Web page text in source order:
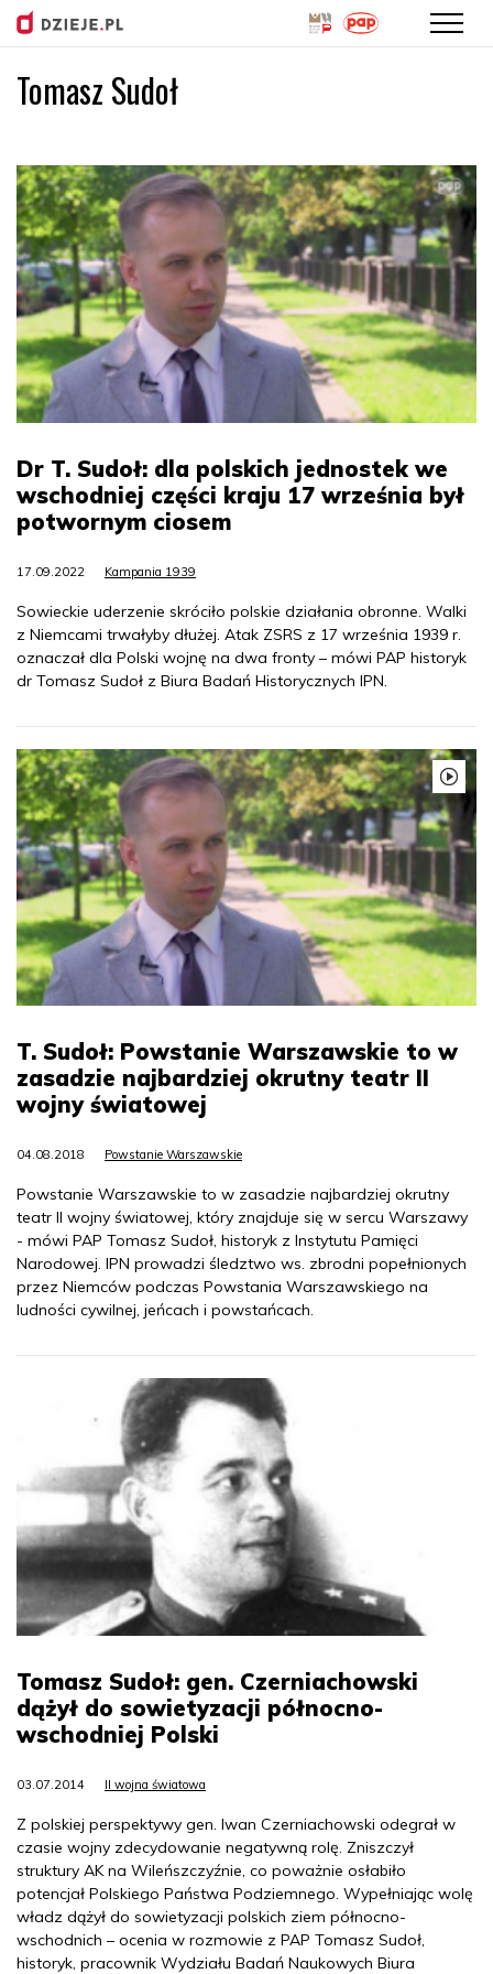
Tomasz Sudoł
Dr T. Sudoł: dla polskich jednostek we
wschodniej części kraju 17 września był
potwornym ciosem
17.09.2022 Kampania 1939
Sowieckie uderzenie skróciło polskie działania obronne. Walki
z Niemcami trwałyby dłużej. Atak ZSRS z 17 września 1939 r.
oznaczał dla Polski wojnę na dwa fronty – mówi PAP historyk
dr Tomasz Sudoł z Biura Badań Historycznych IPN.
T. Sudoł: Powstanie Warszawskie to w
zasadzie najbardziej okrutny teatr II
wojny światowej
04.08.2018 Powstanie Warszawskie
Powstanie Warszawskie to w zasadzie najbardziej okrutny
teatr II wojny światowej, który znajduje się w sercu Warszawy
- mówi PAP Tomasz Sudoł, historyk z Instytutu Pamięci
Narodowej. IPN prowadzi śledztwo ws. zbrodni popełnionych
przez Niemców podczas Powstania Warszawskiego na
ludności cywilnej, jeńcach i powstańcach.
Tomasz Sudoł: gen. Czerniachowski
dążył do sowietyzacji północno-
wschodniej Polski
03.07.2014 II wojna światowa
Z polskiej perspektywy gen. Iwan Czerniachowski odegrał w
czasie wojny zdecydowanie negatywną rolę. Zniszczył
struktury AK na Wileńszczyźnie, co poważnie osłabiło
potencjał Polskiego Państwa Podziemnego. Wypełniając wolę
władz dążył do sowietyzacji polskich ziem północno-
wschodnich – ocenia w rozmowie z PAP Tomasz Sudoł,
historyk, pracownik Wydziału Badań Naukowych Biura